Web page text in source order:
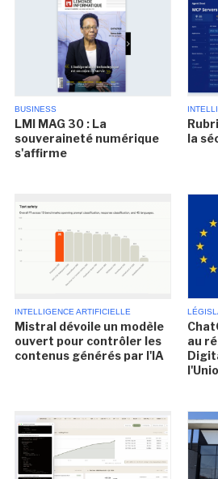
BUSINESS
LMI MAG 30 : La
souveraineté numérique
s'affirme
la
INTELLIGENCE ARTIFICIELLE
Mistral dévoile un modèle
ouvert pour contrôler les
contenus générés par l'IA
au